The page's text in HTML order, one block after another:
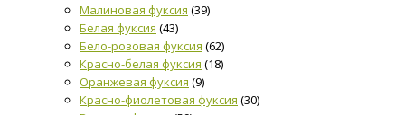
Малиновая фуксия (39)
Белая фуксия (43)
Бело-розовая фуксия (62)
Красно-белая фуксия (18)
Оранжевая фуксия (9)
Красно-фиолетовая фуксия (30)